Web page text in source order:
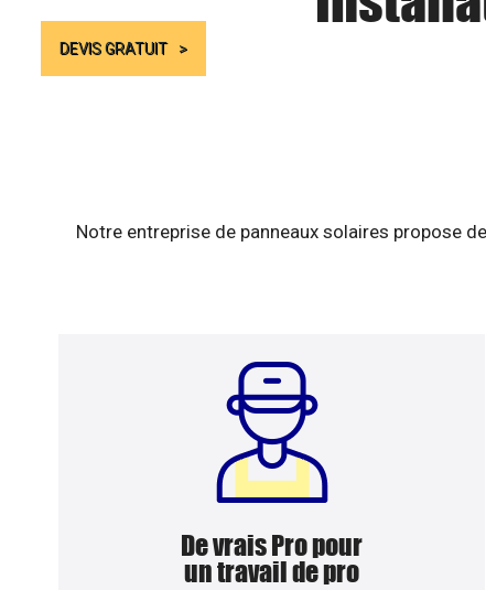
DEVIS GRATUIT
Notre entreprise de panneaux solaires propose
De vrais Pro pour
un travail de pro